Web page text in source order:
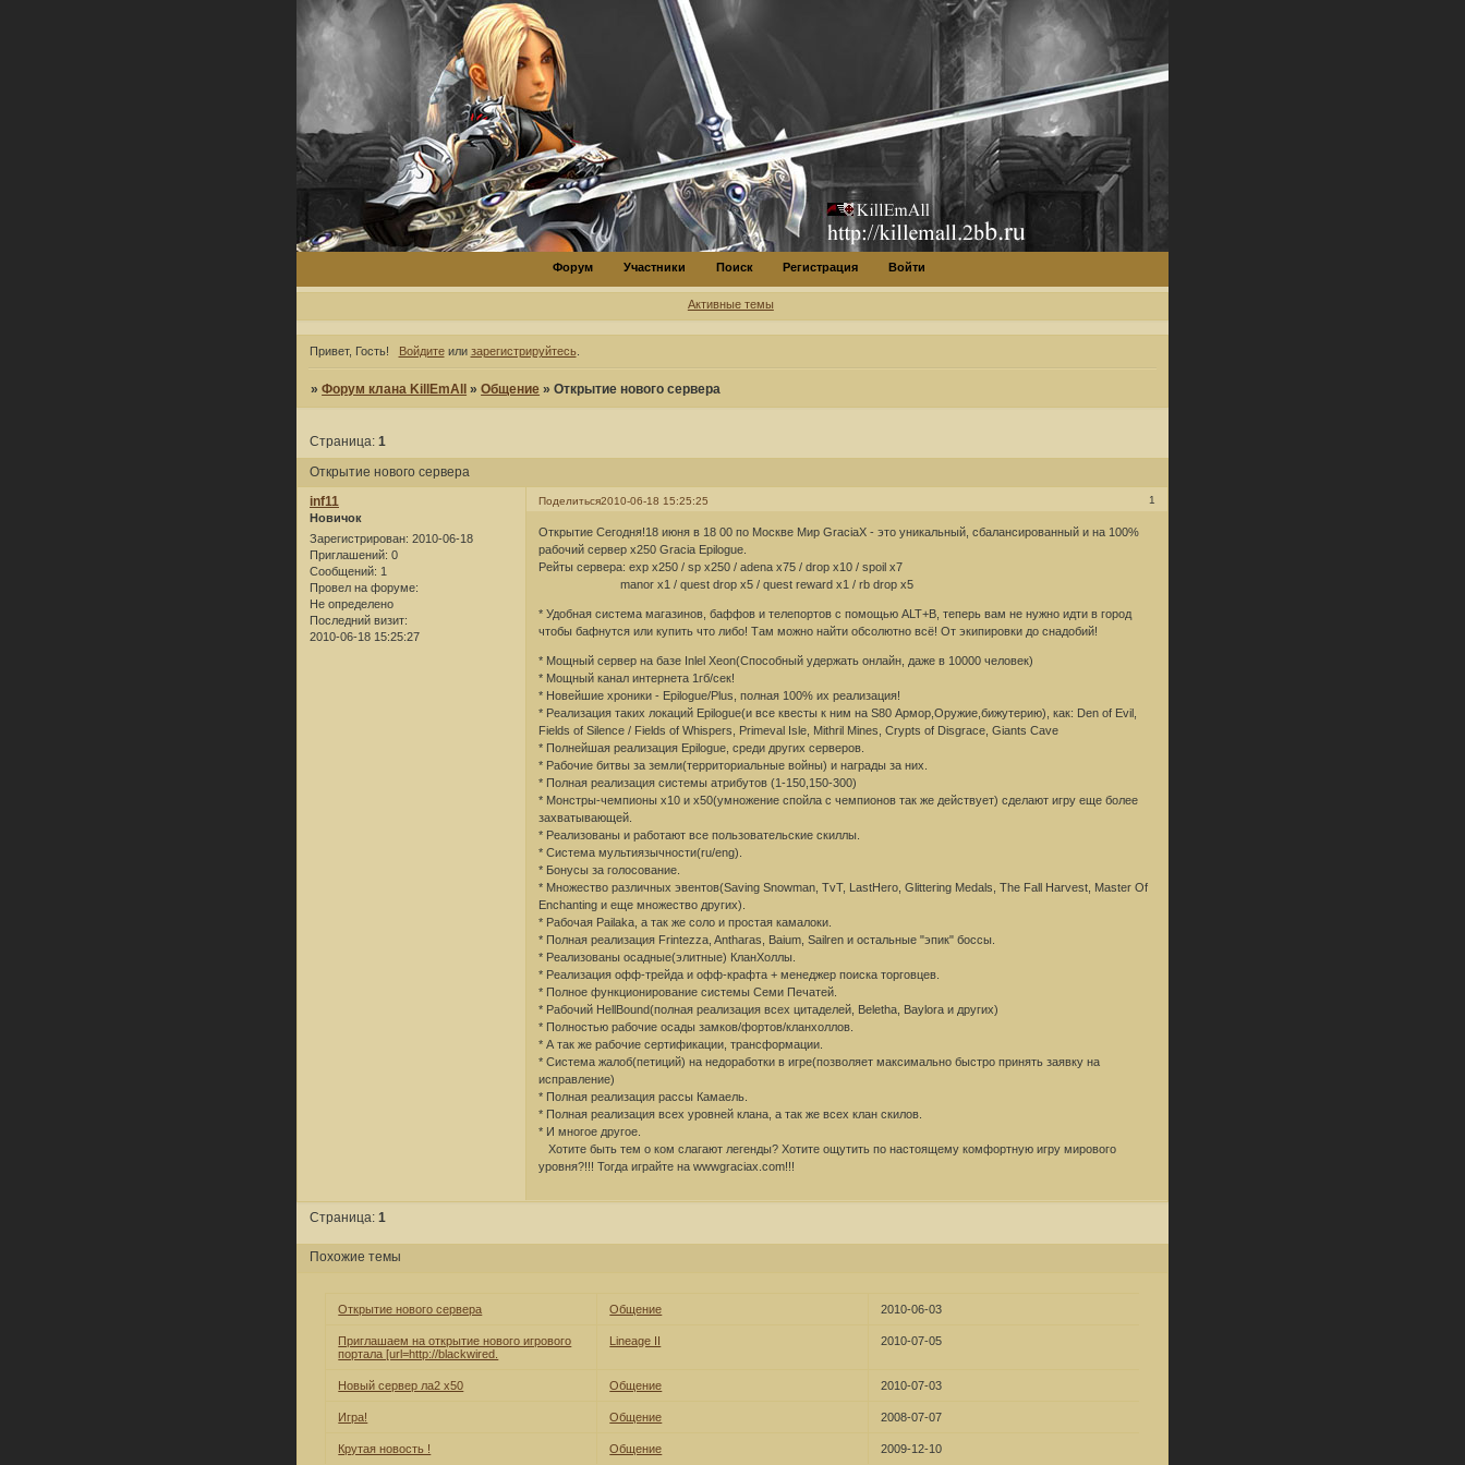
Форум Участники Поиск Регистрация Войти
Активные темы
Привет, Гость! Войдитеили зарегистрируйтесь.
»Форум клана KillEmAll »Общение »Открытие нового сервера
Открытие нового сервера
Страница:1
Поделиться 1
2010-06-18 15:25:25
inf11
Новичок
Зарегистрирован: 2010-06-18
Приглашений: 0
Сообщений: 1
Провел на форуме:
Не определено
Последний визит:
2010-06-18 15:25:27
Открытие Сегодня!18 июня в 18 00 по Москве Мир GraciaX - это уникальный, сбалансированный и на 100%
рабочий сервер х250 Gracia Epilogue.
Рейты сервера: exp x250 / sp x250 / adena x75 / drop x10 / spoil x7
manor x1 / quest drop x5 / quest reward x1 / rb drop x5
* Удобная система магазинов, баффов и телепортов с помощью ALT+B, теперь вам не нужно идти в город
чтобы бафнутся или купить что либо! Там можно найти обсолютно всё! От экипировки до снадобий!
* Мощный сервер на базе Inlel Xeon(Способный удержать онлайн, даже в 10000 человек)
* Мощный канал интернета 1гб/сек!
* Новейшие хроники - Epilogue/Plus, полная 100% их реализация!
* Реализация таких локаций Epilogue(и все квесты к ним на S80 Армор,Оружие,бижутерию), как: Den of Evil,
Fields of Silence / Fields of Whispers, Primeval Isle, Mithril Mines, Crypts of Disgrace, Giants Cave
* Полнейшая реализация Epilogue, среди других серверов.
* Рабочие битвы за земли(территориальные войны) и награды за них.
* Полная реализация системы атрибутов (1-150,150-300)
* Монстры-чемпионы х10 и х50(умножение спойла с чемпионов так же действует) сделают игру еще более
захватывающей.
* Реализованы и работают все пользовательские скиллы.
* Система мультиязычности(ru/eng).
* Бонусы за голосование.
* Множество различных эвентов(Saving Snowman, TvT, LastHero, Glittering Medals, The Fall Harvest, Master Of
Enchanting и еще множество других).
* Рабочая Pailaka, а так же соло и простая камалоки.
* Полная реализация Frintezza, Antharas, Baium, Sailren и остальные "эпик" боссы.
* Реализованы осадные(элитные) КланХоллы.
* Реализация офф-трейда и офф-крафта + менеджер поиска торговцев.
* Полное функционирование системы Семи Печатей.
* Рабочий HellBound(полная реализация всех цитаделей, Beletha, Baylora и других)
* Полностью рабочие осады замков/фортов/кланхоллов.
* А так же рабочие сертификации, трансформации.
* Система жалоб(петиций) на недоработки в игре(позволяет максимально быстро принять заявку на
исправление)
* Полная реализация рассы Камаель.
* Полная реализация всех уровней клана, а так же всех клан скилов.
* И многое другое.
Хотите быть тем о ком слагают легенды? Хотите ощутить по настоящему комфортную игру мирового
уровня?!!! Тогда играйте на wwwgraciax.com!!!
Страница:1
Похожие темы
Открытие нового сервера Общение 2010-06-03
Приглашаем на открытие нового игрового
портала [url=http://blackwired.
Lineage II 2010-07-05
Новый сервер ла2 х50 Общение 2010-07-03
Игра! Общение 2008-07-07
Крутая новость ! Общение 2009-12-10